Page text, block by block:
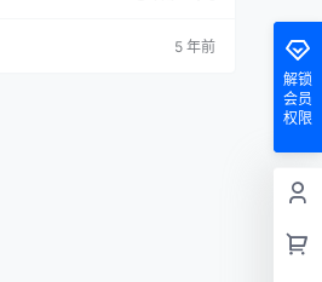
加了现在在米兰举行的设计周，
相遇，谈话和数字活动中以全息
5 年前
解锁
会员
权限